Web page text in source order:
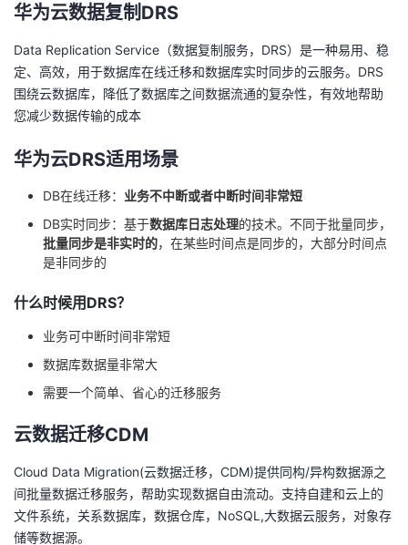
华为云数据复制DRS
Data Replication Service（数据复制服务，DRS）是一种易用、稳
定、高效，用于数据库在线迁移和数据库实时同步的云服务。DRS
围绕云数据库，降低了数据库之间数据流通的复杂性，有效地帮助
您减少数据传输的成本
华为云DRS适用场景
DB在线迁移： 业务不中断或者中断时间非常短
DB实时同步：基于数据库日志处理的技术。不同于批量同步，
批量同步是非实时的，在某些时间点是同步的，大部分时间点
是非同步的
什么时候用DRS？
业务可中断时间非常短
数据库数据量非常大
需要一个简单、省心的迁移服务
云数据迁移CDM
Cloud Data Migration(云数据迁移，CDM)提供同构/异构数据源之
间批量数据迁移服务，帮助实现数据自由流动。支持自建和云上的
文件系统，关系数据库，数据仓库，NoSQL,大数据云服务，对象存
储等数据源。